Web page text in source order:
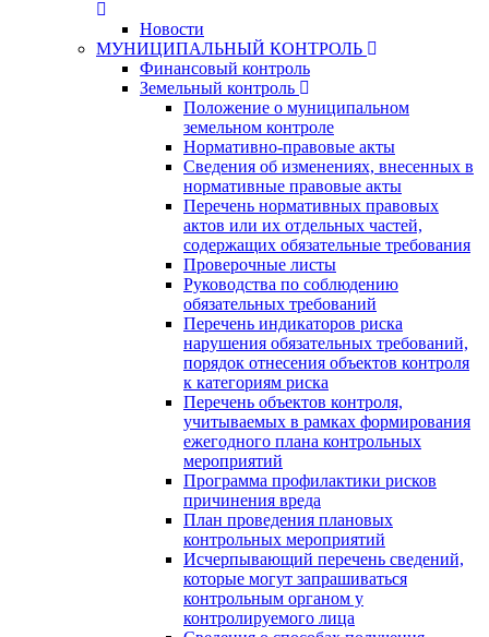
Новости
МУНИЦИПАЛЬНЫЙ КОНТРОЛЬ
Финансовый контроль
Земельный контроль
Положение о муниципальном
земельном контроле
Нормативно-правовые акты
Сведения об изменениях, внесенных в
нормативные правовые акты
Перечень нормативных правовых
актов или их отдельных частей,
содержащих обязательные требования
Проверочные листы
Руководства по соблюдению
обязательных требований
Перечень индикаторов риска
нарушения обязательных требований,
порядок отнесения объектов контроля
к категориям риска
Перечень объектов контроля,
учитываемых в рамках формирования
ежегодного плана контрольных
мероприятий
Программа профилактики рисков
причинения вреда
План проведения плановых
контрольных мероприятий
Исчерпывающий перечень сведений,
которые могут запрашиваться
контрольным органом у
контролируемого лица